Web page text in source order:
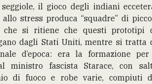
il gioco degli indiani
allo stress produca “squadre” di
che si ritiene che questi prototipi
dagli Stati Uniti, mentre si tratta
d’epoca: era la formazione
ministro fascista Starace, con
di fuoco e robe varie, compiuti